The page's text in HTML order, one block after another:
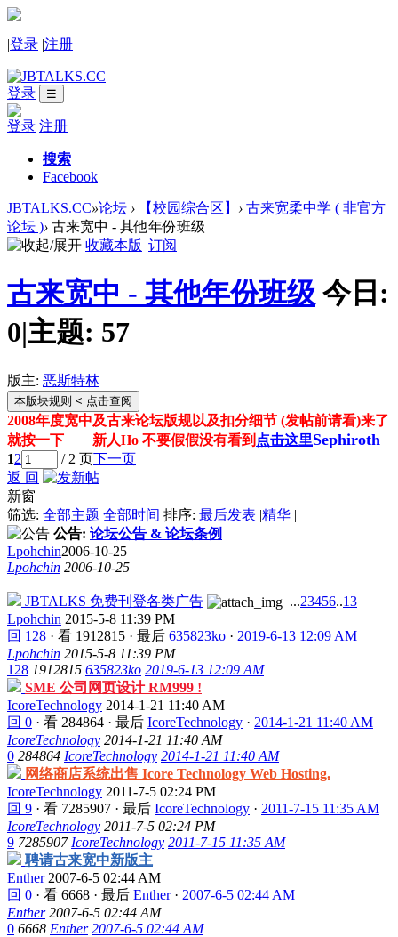
|登录 |注册
登录 ☰
登录 注册
搜索
Facebook
JBTALKS.CC»论坛 › 【校园综合区】 › 古来宽柔中学 ( 非官方
论坛 )› 古来宽中 - 其他年份班级
收藏本版 |订阅
古来宽中 - 其他年份班级 今日:
0|主题: 57
版主: 恶斯特林
本版块规则 < 点击查阅
2008年度宽中及古来论坛版规以及扣分细节 (发帖前请看)来了
就按一下 新人Ho 不要假假没有看到 点击这里Sephiroth
12 / 2 页下一页
返 回
新窗
筛选: 全部主题 全部时间 排序: 最后发表 |精华 |
公告: 论坛公告 & 论坛条例
Lpohchin2006-10-25
Lpohchin 2006-10-25
JBTALKS 免费刊登各类广告 ...23456..13
Lpohchin 2015-5-8 11:39 PM
回 128 · 看 1912815 · 最后 635823ko · 2019-6-13 12:09 AM
Lpohchin 2015-5-8 11:39 PM
128 1912815 635823ko 2019-6-13 12:09 AM
SME 公司网页设计 RM999 !
IcoreTechnology 2014-1-21 11:40 AM
回 0 · 看 284864 · 最后 IcoreTechnology · 2014-1-21 11:40 AM
IcoreTechnology 2014-1-21 11:40 AM
0 284864 IcoreTechnology 2014-1-21 11:40 AM
网络商店系统出售 Icore Technology Web Hosting.
IcoreTechnology 2011-7-5 02:24 PM
回 9 · 看 7285907 · 最后 IcoreTechnology · 2011-7-15 11:35 AM
IcoreTechnology 2011-7-5 02:24 PM
9 7285907 IcoreTechnology 2011-7-15 11:35 AM
聘请古来宽中新版主
Enther 2007-6-5 02:44 AM
回 0 · 看 6668 · 最后 Enther· 2007-6-5 02:44 AM
Enther 2007-6-5 02:44 AM
0 6668 Enther 2007-6-5 02:44 AM